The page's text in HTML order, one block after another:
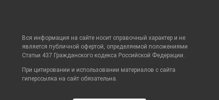
Вся информация на сайте носит справочный характер и не
является публичной офертой, определяемой положениями
Статьи 437 Гражданского кодекса Российской Федерации.
При цитировании и использовании материалов с сайта
гиперссылка на сайт обязательна.